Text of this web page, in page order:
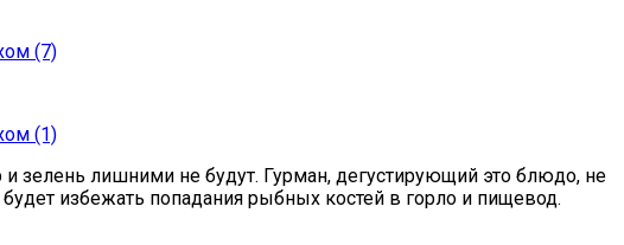
и зелень лишними не будут. Гурман, дегустирующий это блюдо, не
избежать попадания рыбных костей в горло и пищевод.